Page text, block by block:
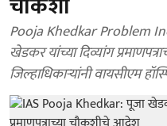
Pooja Khedkar Problem
खेडकर यांच्या दिव्यांग
जिल्हाधिकाऱ्यांनी वायसीएम